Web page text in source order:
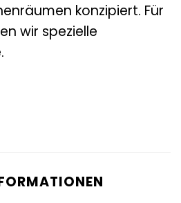
konzipiert. Für
wir spezielle